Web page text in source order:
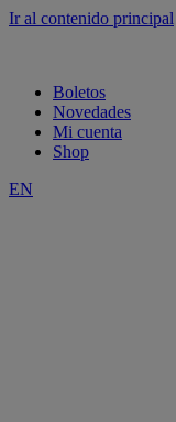
Ir al contenido principal
Boletos
Novedades
Mi cuenta
Shop
EN